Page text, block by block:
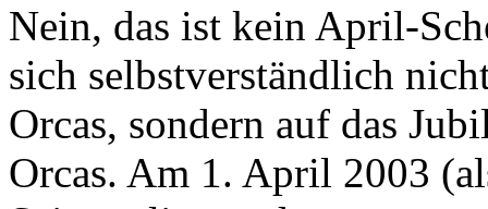
Nein, das ist kein April-
sich selbstverständlich
Orcas, sondern auf das
Orcas. Am 1. April 2003